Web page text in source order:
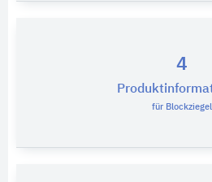
4
für Blockziegel